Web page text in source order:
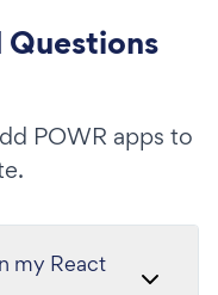
POWR apps to
my React